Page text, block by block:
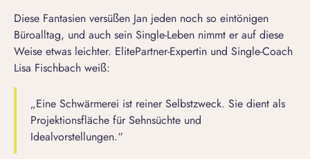
Diese Fantasien versüßen Jan jeden noch so eintönigen
Büroalltag, und auch sein Single-Leben nimmt er auf diese
Weise etwas leichter. ElitePartner-Expertin und Single-Coach
Lisa Fischbach weiß:
„Eine Schwärmerei ist reiner Selbstzweck. Sie dient als
Projektionsfläche für Sehnsüchte und
Idealvorstellungen.“